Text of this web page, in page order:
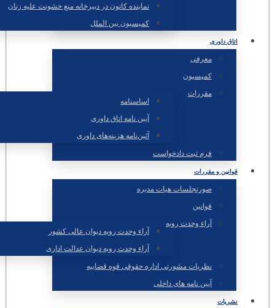
نماینده کانون در دبیرخانه منع خشونت علیه زنان
کمیسیون بین الملل
اتاق داوری
معرفی
کمیسیون
مقررات
اساسنامه
آیین نامه اتاق داوری
آئین‌نامه‌ هزینه‌های داوری
فرم ثبت دادخواست
قوانین و مقررات
صورتجلسات هیات مدیره
قوانین
آراء وحدت رویه
آراء وحدت رویه دیوان عالی کشور
آراء وحدت رویه دیوان عدالت اداری
نظریات مشورتی اداره حقوقی قوه قضاییه
آیین نامه های داخلی
نشریات